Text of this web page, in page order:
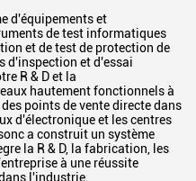
d'équipements et
de test informatiques
et de test de protection de
d'inspection et d'essai
R & D et la
hautement fonctionnels à
points de vente directe dans
d'électronique et les centres
a construit un système
la R & D, la fabrication, les
à une réussite
l'industrie.